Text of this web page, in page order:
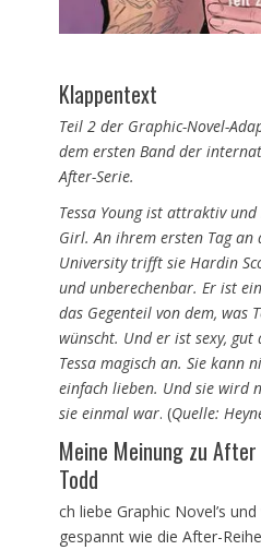
Klappentext
Teil 2 der Graphic-Novel-
dem ersten Band der
After-Serie.
Tessa Young ist attraktiv
Girl. An ihrem ersten Tag
University trifft sie Hardin
und unberechenbar. Er ist
das Gegenteil von dem, was
wünscht. Und er ist sexy, gut
Tessa magisch an. Sie kann
einfach lieben. Und sie wird
sie einmal war. (Quelle:
Meine Meinung zu After
Todd
ch liebe Graphic Novel’s
gespannt wie die After-